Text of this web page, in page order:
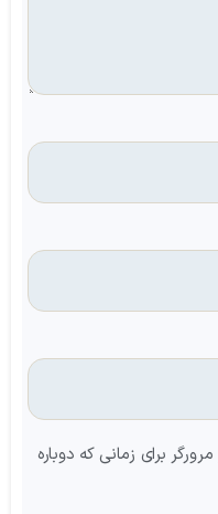
برای زمانی که دوباره